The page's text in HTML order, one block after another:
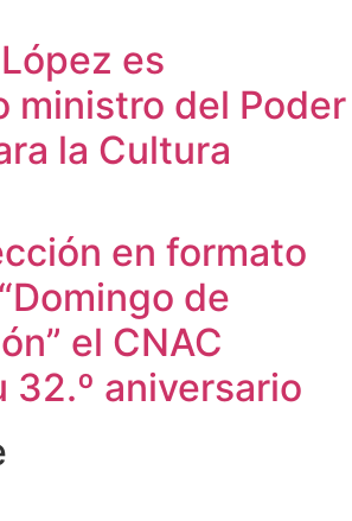
es
ministro del Poder
la Cultura
en formato
de
el CNAC
32.º aniversario